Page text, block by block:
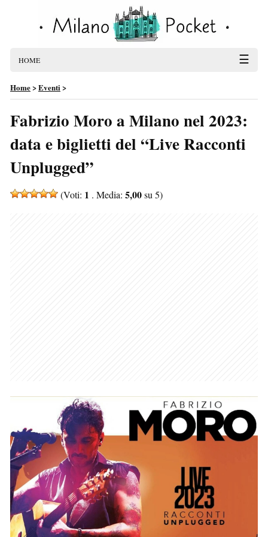
HOME ☰
Home>Eventi>
Fabrizio Moro a Milano nel 2023:
data e biglietti del “Live Racconti
Unplugged”
(Voti: 1 . Media: 5,00su 5)